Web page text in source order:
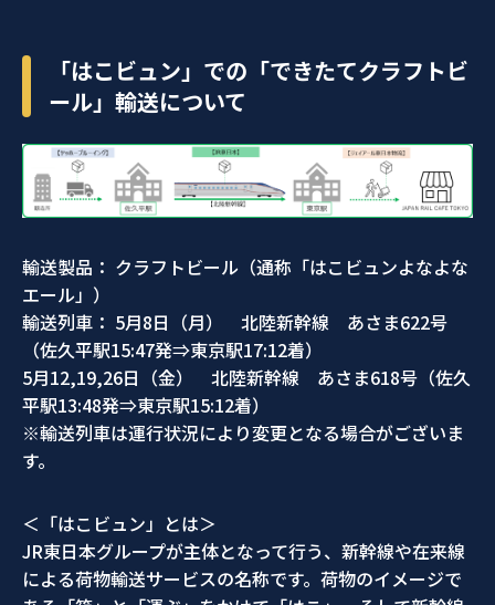
「はこビュン」での「できたてクラフトビ
ール」輸送について
輸送製品： クラフトビール（通称「はこビュンよなよな
エール」）
輸送列車： 5月8日（月） 北陸新幹線 あさま622号
（佐久平駅15:47発⇒東京駅17:12着）
5月12,19,26日（金） 北陸新幹線 あさま618号（佐久
平駅13:48発⇒東京駅15:12着）
※輸送列車は運行状況により変更となる場合がございま
す。
＜「はこビュン」とは＞
JR東日本グループが主体となって行う、新幹線や在来線
による荷物輸送サービスの名称です。荷物のイメージで